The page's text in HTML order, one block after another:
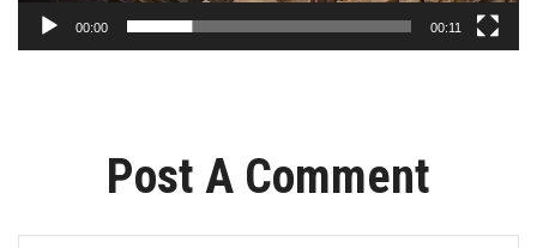
00:00 00:11
Post A Comment